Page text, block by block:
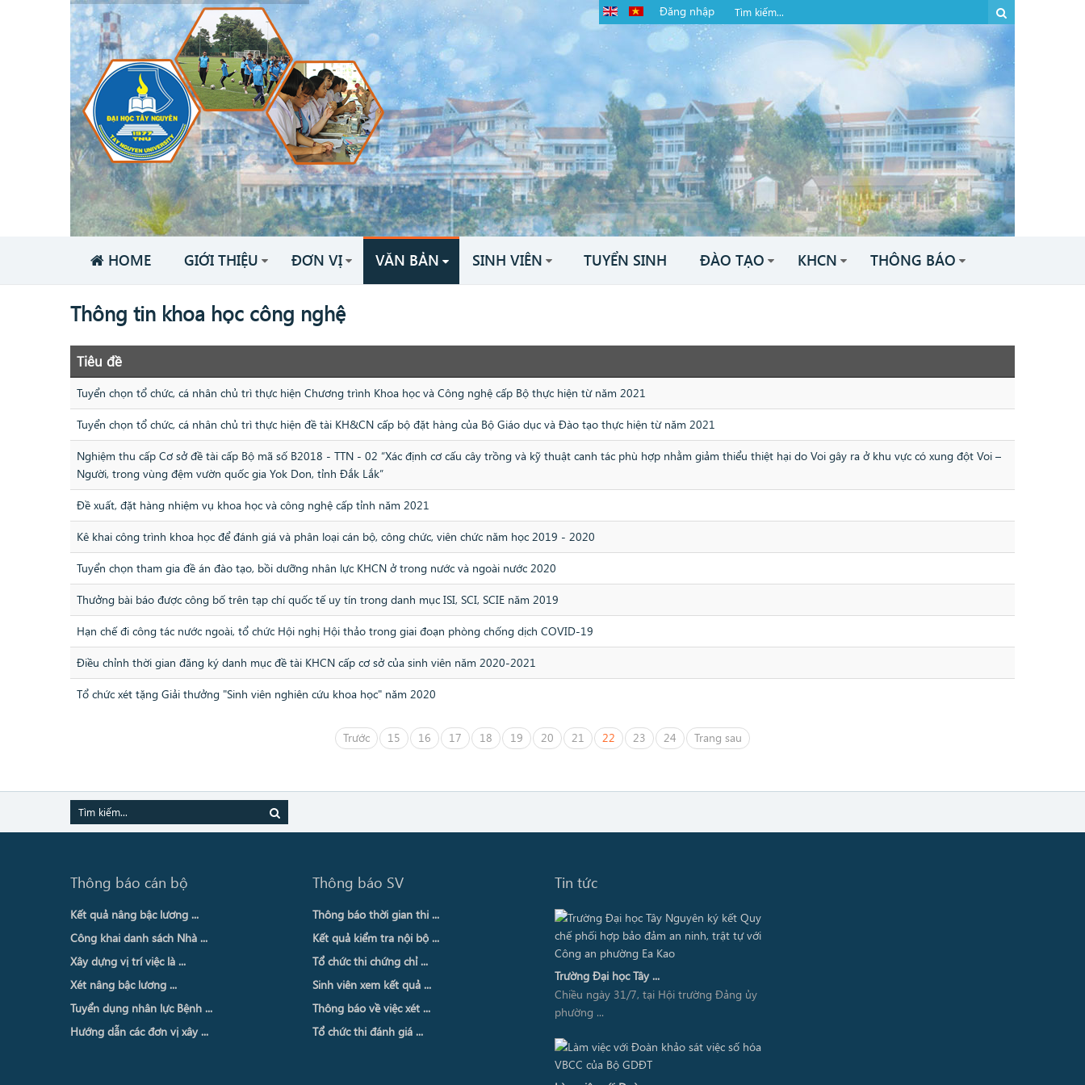
Đăng nhập
HOME GIỚI THIỆU ĐƠN VỊ VĂN BẢN SINH VIÊN TUYỂN SINH ĐÀO TẠO KHCN THÔNG BÁO
Thông tin khoa học công nghệ
Tiêu đề
Tuyển chọn tổ chức, cá nhân chủ trì thực hiện Chương trình Khoa học và Công nghệ cấp Bộ thực hiện từ năm 2021
Tuyển chọn tổ chức, cá nhân chủ trì thực hiện đề tài KH&CN cấp bộ đặt hàng của Bộ Giáo dục và Đào tạo thực hiện từ năm 2021
Nghiệm thu cấp Cơ sở đề tài cấp Bộ mã số B2018 - TTN - 02 “Xác định cơ cấu cây trồng và kỹ thuật canh tác phù hợp nhằm giảm thiểu thiệt hại do Voi gây ra ở khu vực có xung đột Voi –
Người, trong vùng đệm vườn quốc gia Yok Don, tỉnh Đắk Lắk”
Đề xuất, đặt hàng nhiệm vụ khoa học và công nghệ cấp tỉnh năm 2021
Kê khai công trình khoa học để đánh giá và phân loại cán bộ, công chức, viên chức năm học 2019 - 2020
Tuyển chọn tham gia đề án đào tạo, bồi dưỡng nhân lực KHCN ở trong nước và ngoài nước 2020
Thưởng bài báo được công bố trên tạp chí quốc tế uy tín trong danh mục ISI, SCI, SCIE năm 2019
Hạn chế đi công tác nước ngoài, tổ chức Hội nghị Hội thảo trong giai đoạn phòng chống dịch COVID-19
Điều chỉnh thời gian đăng ký danh mục đề tài KHCN cấp cơ sở của sinh viên năm 2020-2021
Tổ chức xét tặng Giải thưởng "Sinh viên nghiên cứu khoa học" năm 2020
Trước 15 16 17 18 19 20 21 22 23 24 Trang sau
Thông báo cán bộ
Kết quả nâng bậc lương ...
Công khai danh sách Nhà ...
Xây dựng vị trí việc là ...
Xét nâng bậc lương ...
Tuyển dụng nhân lực Bệnh ...
Hướng dẫn các đơn vị xây ...
Thông báo SV
Thông báo thời gian thi ...
Kết quả kiểm tra nội bộ ...
Tổ chức thi chứng chỉ ...
Sinh viên xem kết quả ...
Thông báo về việc xét ...
Tổ chức thi đánh giá ...
Tin tức
Trường Đại học Tây ...
Chiều ngày 31/7, tại Hội trường Đảng ủy
phường ...